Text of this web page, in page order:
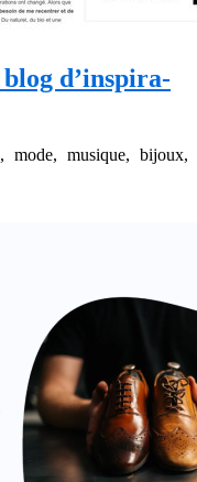
blog d’inspira­
mode, musique, bijoux,